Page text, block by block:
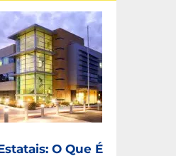
O Que É